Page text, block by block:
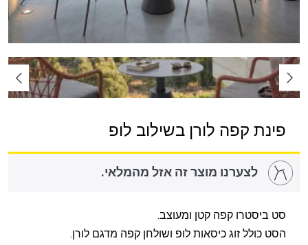
פינת קפה לורן בשילוב לופ
לצערנו מוצר זה אזל מהמלאי.
סט ביסטרו קפה קטן ומעוצב.
הסט כולל זוג כיסאות לופ ושולחן קפה מדגם לורן.